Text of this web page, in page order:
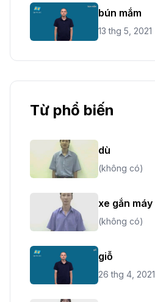
bún mắm
13 thg 5, 2021
Từ phổ biến
dù
(không có)
xe gắn máy
(không có)
giỗ
26 thg 4, 2021